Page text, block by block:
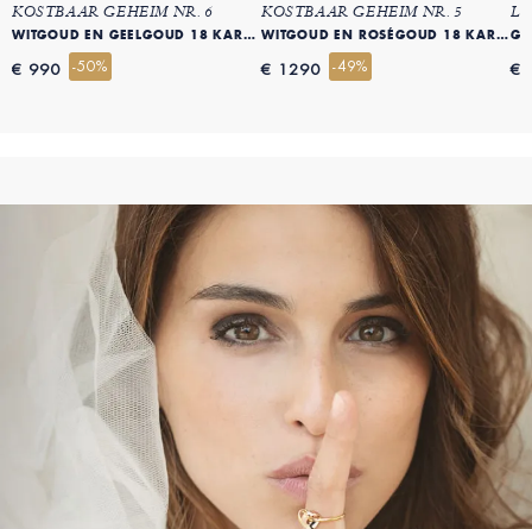
KOSTBAAR GEHEIM NR. 6
WITGOUD EN GEELGOUD 18 KARAAT (750)
€ 990 -50%
KOSTBAAR GEHEIM NR. 5
WITGOUD EN ROSÉGOUD 18 KARAAT (750)
€ 1290 -49% €